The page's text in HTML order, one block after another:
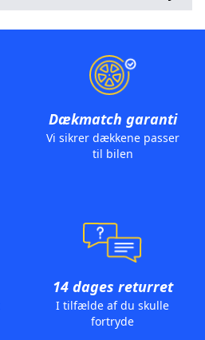
Dækmatch garanti
Vi sikrer dækkene passer
til bilen
14 dages returret
I tilfælde af du skulle
fortryde